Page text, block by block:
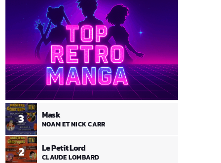
2 Le Petit Lord
CLAUDE LOMBARD
3 Mask
NOAM ET NICK CARR